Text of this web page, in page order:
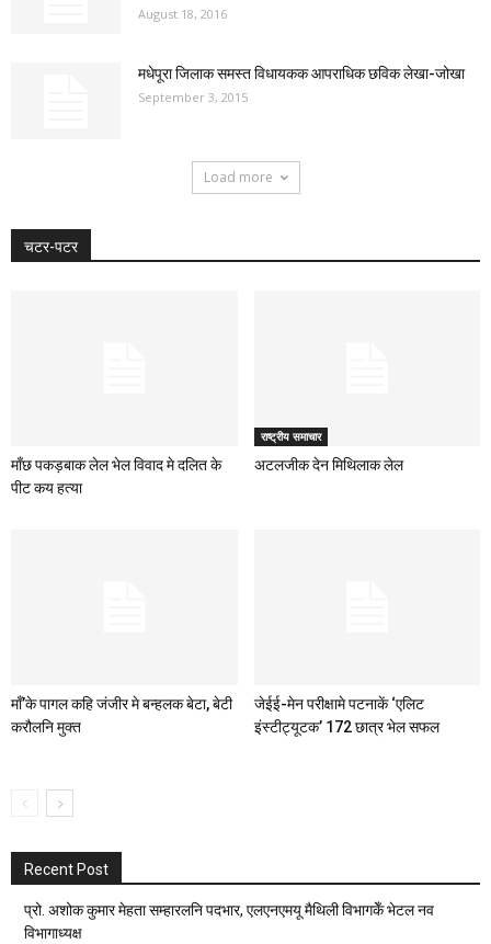
August 18, 2016
मधेपूरा जिलाक समस्त विधायकक आपराधिक छविक लेखा-जोखा
September 3, 2015
Load more
चटर-पटर
माँछ पकड़बाक लेल भेल विवाद मे दलित के
पीट कय हत्या
राष्ट्रीय समाचार
अटलजीक देन मिथिलाक लेल
माँ’के पागल कहि जंजीर मे बन्हलक बेटा, बेटी
करौलनि मुक्त
जेईई-मेन परीक्षामे पटनाकें ‘एलिट
इंस्टीट्यूटक’ 172 छात्र भेल सफल
Recent Post
प्रो. अशोक कुमार मेहता सम्हारलनि पदभार, एलएनएमयू मैथिली विभागकेँ भेटल नव
विभागाध्यक्ष